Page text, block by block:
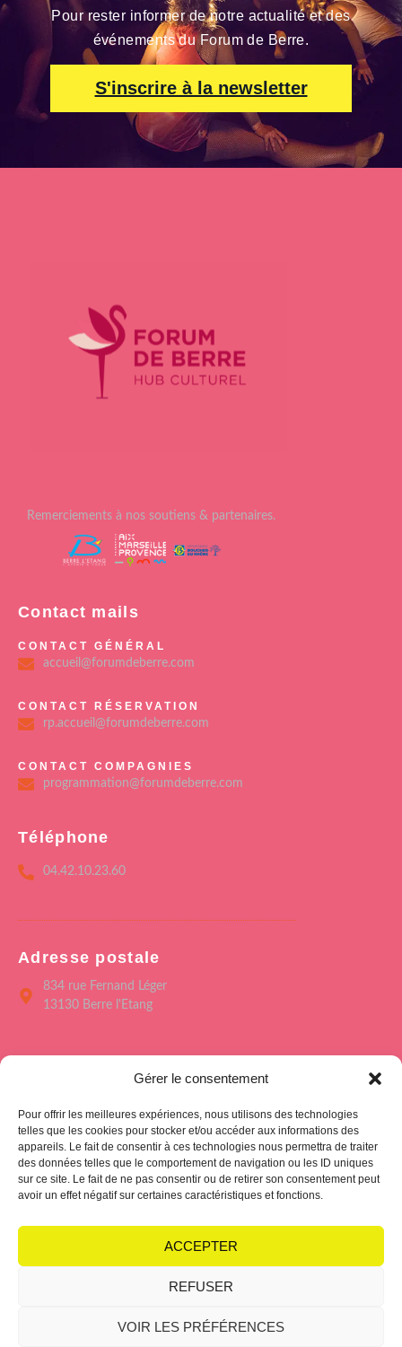
Gérer le consentement
Pour offrir les meilleures expériences, nous utilisons des technologies
telles que les cookies pour stocker et/ou accéder aux informations des
appareils. Le fait de consentir à ces technologies nous permettra de traiter
des données telles que le comportement de navigation ou les ID uniques
sur ce site. Le fait de ne pas consentir ou de retirer son consentement peut
avoir un effet négatif sur certaines caractéristiques et fonctions.
ACCEPTER
REFUSER
VOIR LES PRÉFÉRENCES
Pour rester informer de notre actualité et des
événements du Forum de Berre.
S'inscrire à la newsletter
Remerciements à nos soutiens & partenaires.
Contact mails
CONTACT GÉNÉRAL
accueil@forumdeberre.com
CONTACT RÉSERVATION
rp.accueil@forumdeberre.com
CONTACT COMPAGNIES
programmation@forumdeberre.com
Téléphone
04.42.10.23.60
Adresse postale
834 rue Fernand Léger
13130 Berre l'Etang
Le Forum de Berre
Saison culturelle 26/27
L’école des Arts